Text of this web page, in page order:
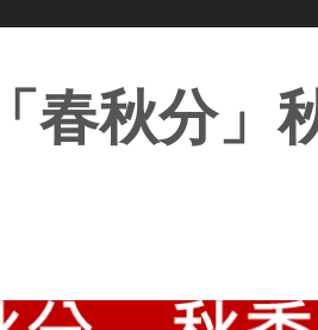
春秋分」